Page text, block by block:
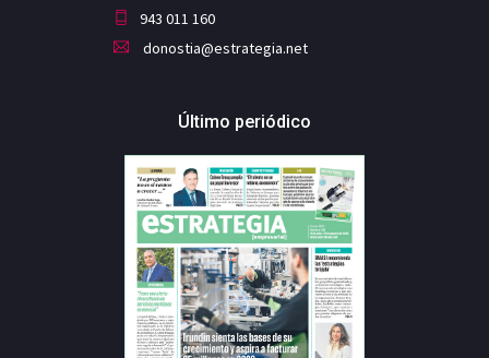
943 011 160
donostia@estrategia.net
Último periódico